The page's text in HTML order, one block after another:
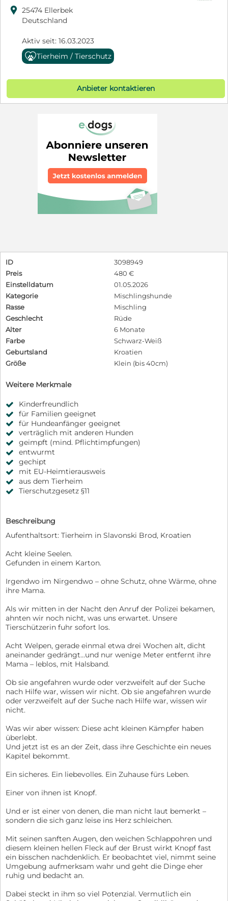
 25474 Ellerbek
Deutschland
Aktiv seit: 16.03.2023
Tierheim / Tierschutz
Anbieter kontaktieren
ID
3098949
Preis
480 €
Einstelldatum
01.05.2026
Kategorie
Mischlingshunde
Rasse
Mischling
Geschlecht
Rüde
Alter
6 Monate
Farbe
Schwarz-Weiß
Geburtsland
Kroatien
Größe
Klein (bis 40cm)
Weitere Merkmale
Kinderfreundlich
für Familien geeignet
für Hundeanfänger geeignet
verträglich mit anderen Hunden
geimpft (mind. Pflichtimpfungen)
entwurmt
gechipt
mit EU-Heimtierausweis
aus dem Tierheim
Tierschutzgesetz §11
Beschreibung
Aufenthaltsort: Tierheim in Slavonski Brod, Kroatien
Acht kleine Seelen.
Gefunden in einem Karton.
Irgendwo im Nirgendwo – ohne Schutz, ohne Wärme, ohne
ihre Mama.
Als wir mitten in der Nacht den Anruf der Polizei bekamen,
ahnten wir noch nicht, was uns erwartet. Unsere
Tierschützerin fuhr sofort los.
Acht Welpen, gerade einmal etwa drei Wochen alt, dicht
aneinander gedrängt…und nur wenige Meter entfernt ihre
Mama – leblos, mit Halsband.
Ob sie angefahren wurde oder verzweifelt auf der Suche
nach Hilfe war, wissen wir nicht. Ob sie angefahren wurde
oder verzweifelt auf der Suche nach Hilfe war, wissen wir
nicht.
Was wir aber wissen: Diese acht kleinen Kämpfer haben
überlebt.
Und jetzt ist es an der Zeit, dass ihre Geschichte ein neues
Kapitel bekommt.
Ein sicheres. Ein liebevolles. Ein Zuhause fürs Leben.
Einer von ihnen ist Knopf.
Und er ist einer von denen, die man nicht laut bemerkt –
sondern die sich ganz leise ins Herz schleichen.
Mit seinen sanften Augen, den weichen Schlappohren und
diesem kleinen hellen Fleck auf der Brust wirkt Knopf fast
ein bisschen nachdenklich. Er beobachtet viel, nimmt seine
Umgebung aufmerksam wahr und geht die Dinge eher
ruhig und bedacht an.
Dabei steckt in ihm so viel Potenzial. Vermutlich ein